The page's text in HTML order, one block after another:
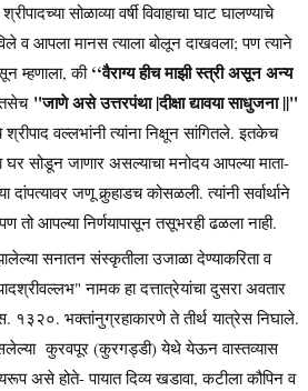
सोळाव्या वर्षी विवाहाचा घाट घालण्याचे
व आपला मानस त्याला बोलून दाखवला; पण त्याने
म्हणाला, की ‘‘वैराग्य हीच माझी स्त्री असून अन्य
"जाणे असे उत्तरपंथा |दीक्षा द्यावया साधुजना ||"
वल्लभांनी त्यांना निक्षून सांगितले. इतकेच
सोडून जाणार असल्याचा मनोदय आपल्या माता-
दांपत्यावर जणू कुर्‍हाडच कोसळली. त्यांनी सर्वार्थाने
तो आपल्या निर्णयापासून तसूभरही ढळला नाही.
सनातन संस्कृतीला उजाळा देण्याकरिता व
नामक हा दत्तात्रेयांचा दुसरा अवतार
१३२०. भक्तांनुग्रहाकारणे ते तीर्थ यात्रेस निघाले.
कुरवपूर (कुरगड्डी) येथे येऊन वास्तव्यास
असे होते- पायात दिव्य खडावा, कटीला कौपिन व